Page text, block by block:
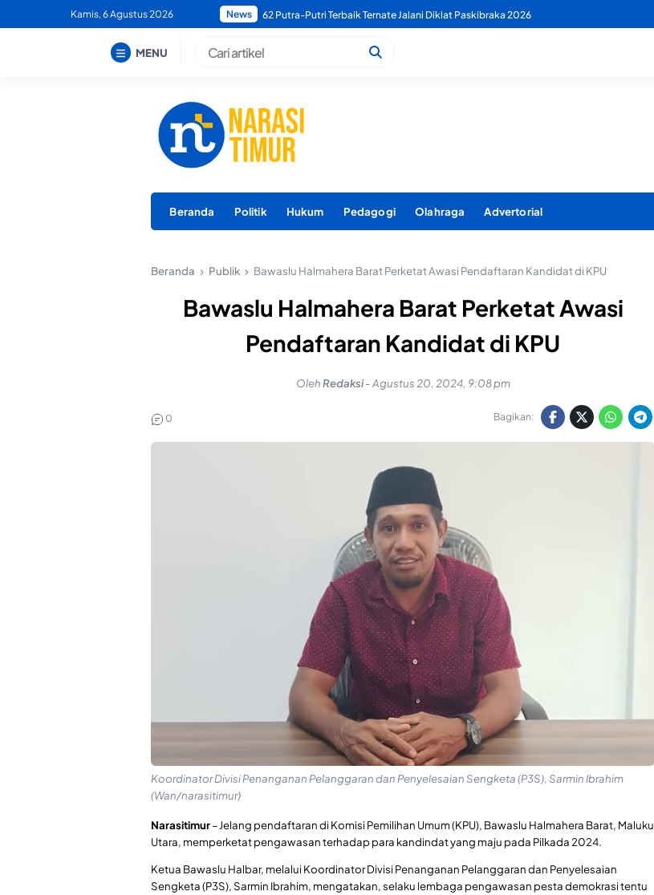
to
Kamis, 6 Agustus 2026 News Bupati Morotai Minta PDAM Benahi Pelayanan Air Bersih Secara Menyeluruh
MENU
Beranda Politik Hukum Pedagogi Olahraga Advertorial
Beranda Publik Bawaslu Halmahera Barat Perketat Awasi Pendaftaran Kandidat di KPU
Bawaslu Halmahera Barat Perketat Awasi
Pendaftaran Kandidat di KPU
OlehRedaksi -Agustus 20, 2024, 9:08 pm
0 Bagikan:
Koordinator Divisi Penanganan Pelanggaran dan Penyelesaian Sengketa (P3S), Sarmin Ibrahim
(Wan/narasitimur)
Narasitimur– Jelang pendaftaran di Komisi Pemilihan Umum (KPU), Bawaslu Halmahera Barat, Maluku
Utara, memperketat pengawasan terhadap para kandindat yang maju pada Pilkada 2024.
Ketua Bawaslu Halbar, melalui Koordinator Divisi Penanganan Pelanggaran dan Penyelesaian
Sengketa (P3S), Sarmin Ibrahim, mengatakan, selaku lembaga pengawasan pesta demokrasi tentu